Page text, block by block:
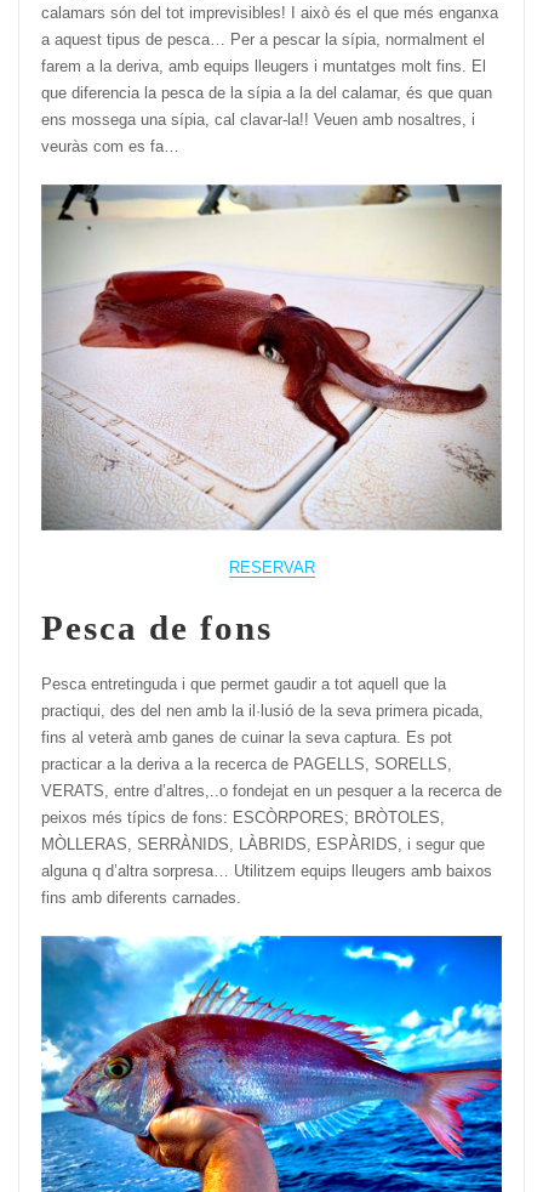
calamars són del tot imprevisibles! I això és el que més enganxa
a aquest tipus de pesca… Per a pescar la sípia, normalment el
farem a la deriva, amb equips lleugers i muntatges molt fins. El
que diferencia la pesca de la sípia a la del calamar, és que quan
ens mossega una sípia, cal clavar-la!! Veuen amb nosaltres, i
veuràs com es fa…
RESERVAR
Pesca de fons
Pesca entretinguda i que permet gaudir a tot aquell que la
practiqui, des del nen amb la il·lusió de la seva primera picada,
fins al veterà amb ganes de cuinar la seva captura. Es pot
practicar a la deriva a la recerca de PAGELLS, SORELLS,
VERATS, entre d’altres,..o fondejat en un pesquer a la recerca de
peixos més típics de fons: ESCÒRPORES; BRÒTOLES,
MÒLLERAS, SERRÀNIDS, LÀBRIDS, ESPÀRIDS, i segur que
alguna q d’altra sorpresa… Utilitzem equips lleugers amb baixos
fins amb diferents carnades.